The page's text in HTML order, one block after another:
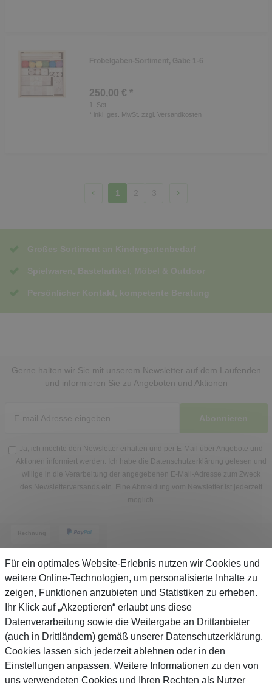
Fröbelgaben-Sortiment, Gabe 1-6
250,00 € *
1
Set
* inkl. ges. MwSt. zzgl. Versandkosten
1 2 3
Großes Sortiment an Kindergartenbedarf
Spielwaren, Bastelartikel, Möbel & Outdoor
Persönlicher Kontakt, kompetente Beratung
Gerne halten wir Sie mit unserem Newsletter auf dem Laufenden
und informieren Sie zu Angeboten und Aktionen
Abonnieren
Ja, ich möchte den Newsletter erhalten und per E-Mail über Angebote und
Aktionen informiert werden. Ich habe die Datenschutzerklärung gelesen und
willige in die Verarbeitung der angegebenen E-Mail-Adresse zum Zweck
des Newsletterversands ein. Eine Abmeldung vom Newsletter ist jederzeit
möglich.
Service
Unternehmen
Für ein optimales Website-Erlebnis nutzen wir Cookies und
weitere Online-Technologien, um personalisierte Inhalte zu
zeigen, Funktionen anzubieten und Statistiken zu erheben.
Ihr Klick auf „Akzeptieren“ erlaubt uns diese
Datenverarbeitung sowie die Weitergabe an Drittanbieter
(auch in Drittländern) gemäß unserer Datenschutzerklärung.
Cookies lassen sich jederzeit ablehnen oder in den
Einstellungen anpassen. Weitere Informationen zu den von
uns verwendeten Cookies und Ihren Rechten als Nutzer